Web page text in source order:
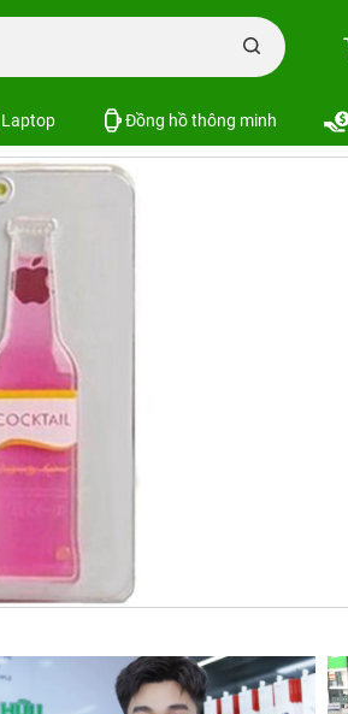
Laptop Đồng hồ thông minh